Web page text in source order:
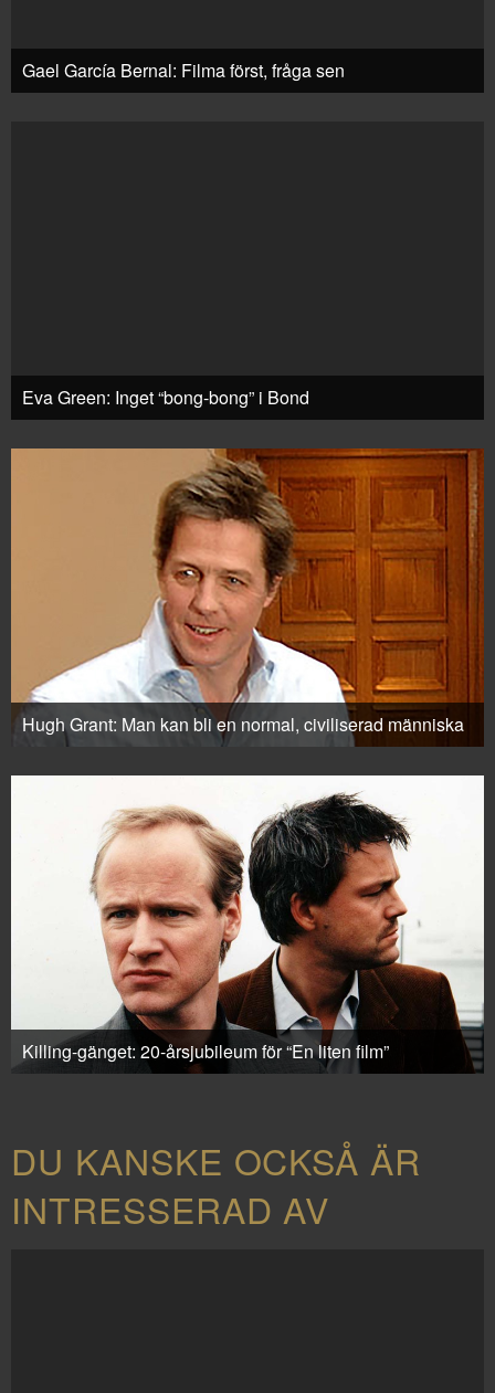
Gael García Bernal: Filma först, fråga sen
Eva Green: Inget “bong-bong” i Bond
Hugh Grant: Man kan bli en normal, civiliserad människa
Killing-gänget: 20-årsjubileum för “En liten film”
DU KANSKE OCKSÅ ÄR
INTRESSERAD AV